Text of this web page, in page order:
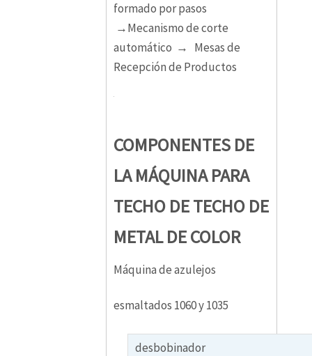
formado por pasos
→Mecanismo de corte
automático → Mesas de
Recepción de Productos
COMPONENTES DE
LA MÁQUINA PARA
TECHO DE TECHO DE
METAL DE COLOR
Máquina de azulejos
esmaltados 1060 y 1035
desbobinador